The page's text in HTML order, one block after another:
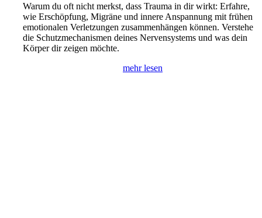
Warum du oft nicht merkst, dass Trauma in dir wirkt: Erfahre,
wie Erschöpfung, Migräne und innere Anspannung mit frühen
emotionalen Verletzungen zusammenhängen können. Verstehe
die Schutzmechanismen deines Nervensystems und was dein
Körper dir zeigen möchte.
mehr lesen